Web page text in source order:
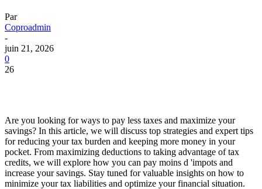
Par
Coproadmin
-
juin 21, 2026
0
26
Are you looking for ways to pay less taxes and maximize your
savings? In this article, we will discuss top strategies and expert tips
for reducing your tax burden and keeping more money in your
pocket. From maximizing deductions to taking advantage of tax
credits, we will explore how you can pay moins d 'impots and
increase your savings. Stay tuned for valuable insights on how to
minimize your tax liabilities and optimize your financial situation.